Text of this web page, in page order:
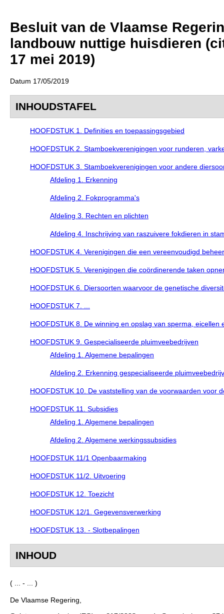
Besluit van de Vlaamse
landbouw nuttige huisdieren
17 mei 2019)
Datum 17/05/2019
INHOUDSTAFEL
HOOFDSTUK 1. Definities en toepassingsgebied
HOOFDSTUK 2. Stamboekverenigingen voor runderen,
HOOFDSTUK 3. Stamboekverenigingen voor andere
Afdeling 1. Erkenning
Afdeling 2. Fokprogramma's
Afdeling 3. Rechten en plichten
Afdeling 4. Inschrijving van raszuivere fokdieren in
HOOFDSTUK 4. Verenigingen die een vereenvoudigd
HOOFDSTUK 5. Verenigingen die coördinerende taken
HOOFDSTUK 6. Diersoorten waarvoor de genetische
HOOFDSTUK 7. ...
HOOFDSTUK 8. De winning en opslag van sperma, eicellen
HOOFDSTUK 9. Gespecialiseerde pluimveebedrijven
Afdeling 1. Algemene bepalingen
Afdeling 2. Erkenning gespecialiseerde
HOOFDSTUK 10. De vaststelling van de voorwaarden voor
HOOFDSTUK 11. Subsidies
Afdeling 1. Algemene bepalingen
Afdeling 2. Algemene werkingssubsidies
HOOFDSTUK 11/1 Openbaarmaking
HOOFDSTUK 11/2. Uitvoering
HOOFDSTUK 12. Toezicht
HOOFDSTUK 12/1. Gegevensverwerking
HOOFDSTUK 13. - Slotbepalingen
INHOUD
( ... - ... )
De Vlaamse Regering,